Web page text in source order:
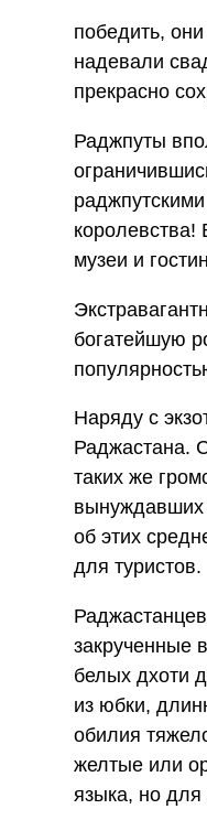
победить,
надевали
прекрасно
Раджпуты
музеи и
богатейшую
Наряду с
Раджастана.
таких же
вынуждавших
об этих
для туристов.
закрученные
белых дхоти
из юбки,
обилия
желтые или
языка, но